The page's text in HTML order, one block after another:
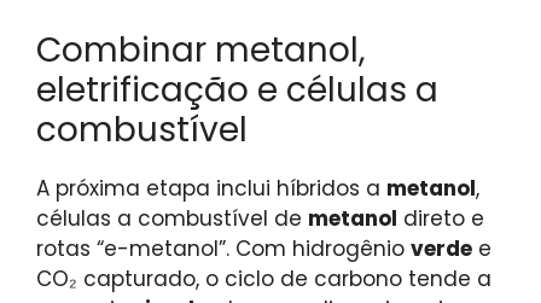
Combinar metanol,
eletrificação e células a
combustível
A próxima etapa inclui híbridos a metanol,
células a combustível de metanol direto e
rotas “e-metanol”. Com hidrogênio verde e
CO₂ capturado, o ciclo de carbono tende a